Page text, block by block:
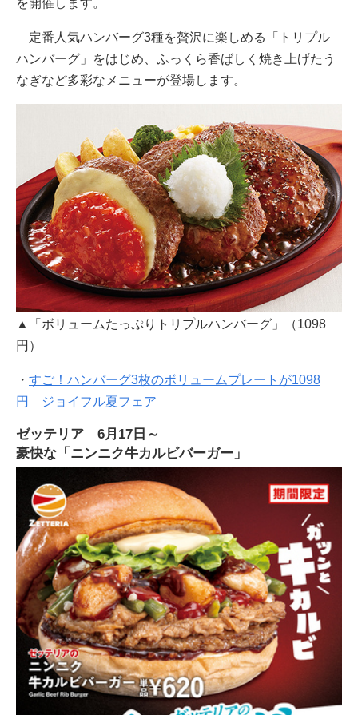
定番人気ハンバーグ3種を贅沢に楽しめる「トリプル
ハンバーグ」をはじめ、ふっくら香ばしく焼き上げたう
なぎなど多彩なメニューが登場します。
▲「ボリュームたっぷりトリプルハンバーグ」（1098
円）
・ すご！ハンバーグ3枚のボリュームプレートが1098
円 ジョイフル夏フェア
ゼッテリア 6月17日～
豪快な「ニンニク牛カルビバーガー」